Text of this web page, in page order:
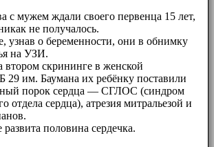
с мужем ждали своего первенца 15 лет,
не получалось.
узнав о беременности, они в обнимку
на УЗИ.
втором скрининге в женской
29 им. Баумана их ребёнку поставили
порок сердца — СГЛОС (синдром
отдела сердца), атрезия митральезой и
половина сердечка.